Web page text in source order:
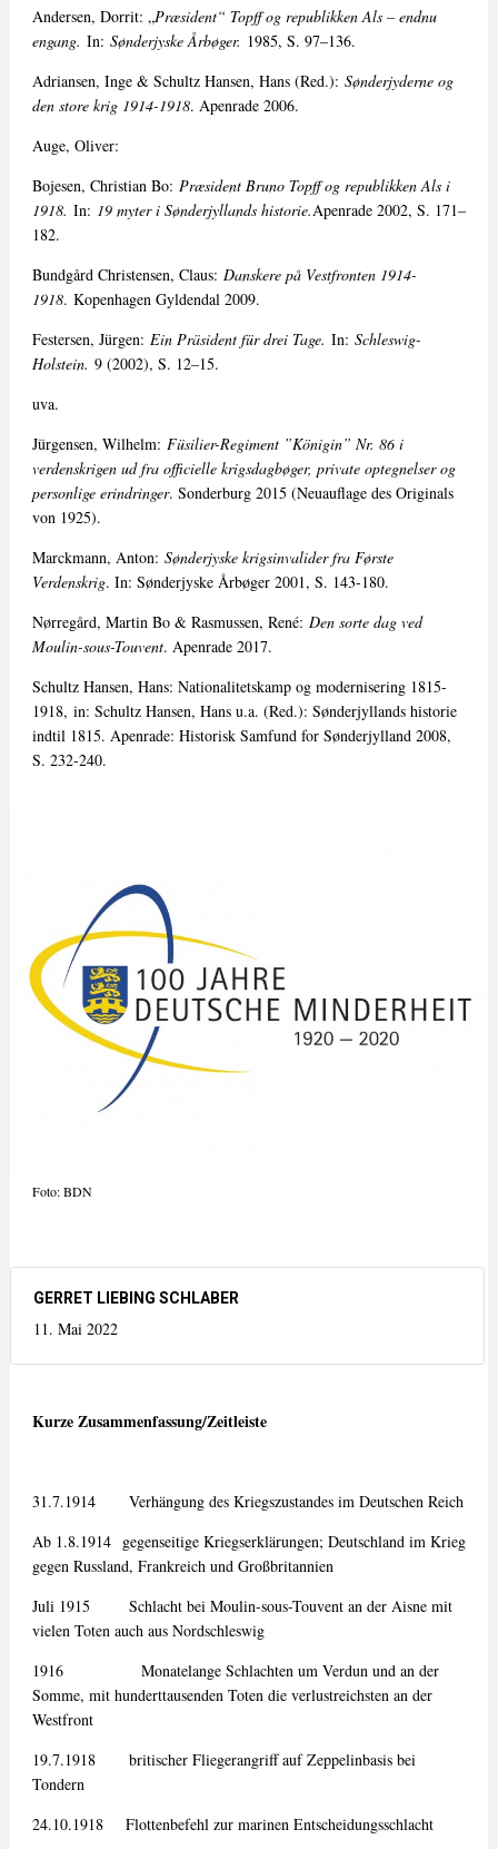
GERRET LIEBING SCHLABER
11. Mai 2022
Andersen, Dorrit: „Præsident“ Topff og republikken Als – endnu
engang. In: Sønderjyske Årbøger. 1985, S. 97–136.
Adriansen, Inge & Schultz Hansen, Hans (Red.): Sønderjyderne og
den store krig 1914-1918. Apenrade 2006.
Auge, Oliver:
Bojesen, Christian Bo: Præsident Bruno Topff og republikken Als i
1918. In: 19 myter i Sønderjyllands historie.Apenrade 2002, S. 171–
182.
Bundgård Christensen, Claus: Danskere på Vestfronten 1914-
1918. Kopenhagen Gyldendal 2009.
Festersen, Jürgen: Ein Präsident für drei Tage. In: Schleswig-
Holstein. 9 (2002), S. 12–15.
uva.
Jürgensen, Wilhelm: Füsilier-Regiment ”Königin” Nr. 86 i
verdenskrigen ud fra officielle krigsdagbøger, private optegnelser og
personlige erindringer. Sonderburg 2015 (Neuauflage des Originals
von 1925).
Marckmann, Anton: Sønderjyske krigsinvalider fra Første
Verdenskrig. In: Sønderjyske Årbøger 2001, S. 143-180.
Nørregård, Martin Bo & Rasmussen, René: Den sorte dag ved
Moulin-sous-Touvent. Apenrade 2017.
Schultz Hansen, Hans: Nationalitetskamp og modernisering 1815-
1918, in: Schultz Hansen, Hans u.a. (Red.): Sønderjyllands historie
indtil 1815. Apenrade: Historisk Samfund for Sønderjylland 2008,
S. 232-240.
Foto: BDN
Kurze Zusammenfassung/Zeitleiste
31.7.1914 Verhängung des Kriegszustandes im Deutschen Reich
Ab 1.8.1914 gegenseitige Kriegserklärungen; Deutschland im Krieg
gegen Russland, Frankreich und Großbritannien
Juli 1915 Schlacht bei Moulin-sous-Touvent an der Aisne mit
vielen Toten auch aus Nordschleswig
1916 Monatelange Schlachten um Verdun und an der
Somme, mit hunderttausenden Toten die verlustreichsten an der
Westfront
19.7.1918 britischer Fliegerangriff auf Zeppelinbasis bei
Tondern
24.10.1918 Flottenbefehl zur marinen Entscheidungsschlacht